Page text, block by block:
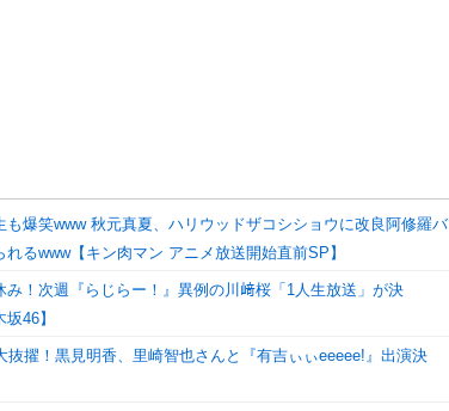
も爆笑www 秋元真夏、ハリウッドザコシショウに改良阿修羅バ
れるwww【キン肉マン アニメ放送開始直前SP】
み！次週『らじらー！』異例の川﨑桜「1人生放送」が決
46】
抜擢！黒見明香、里崎智也さんと『有吉ぃぃeeeee!』出演決